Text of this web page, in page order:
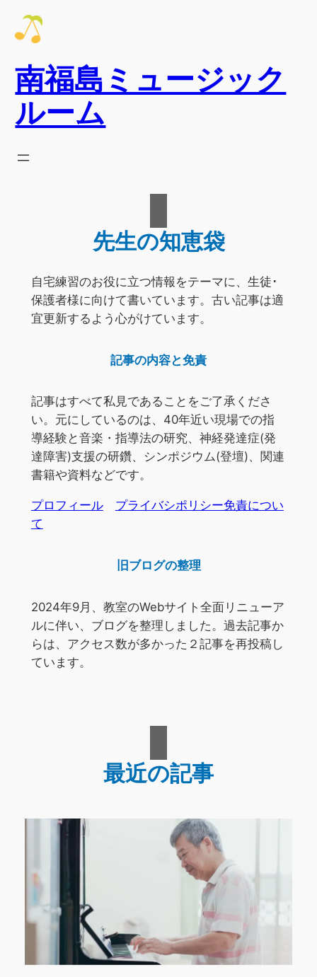
南福島ミュージック
ルーム
先生の知恵袋
自宅練習のお役に立つ情報をテーマに、生徒･
保護者様に向けて書いています。古い記事は適
宜更新するよう心がけています。
記事の内容と免責
記事はすべて私見であることをご了承くださ
い。元にしているのは、40年近い現場での指
導経験と音楽・指導法の研究、神経発達症(発
達障害)支援の研鑽、シンポジウム(登壇)、関連
書籍や資料などです。
プロフィール
プライバシポリシー免責につい
て
旧ブログの整理
2024年9月、教室のWebサイト全面リニューア
ルに伴い、ブログを整理しました。過去記事か
らは、アクセス数が多かった２記事を再投稿し
ています。
最近の記事